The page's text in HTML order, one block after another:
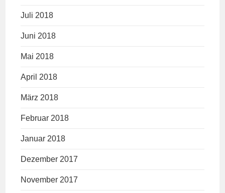
Juli 2018
Juni 2018
Mai 2018
April 2018
März 2018
Februar 2018
Januar 2018
Dezember 2017
November 2017